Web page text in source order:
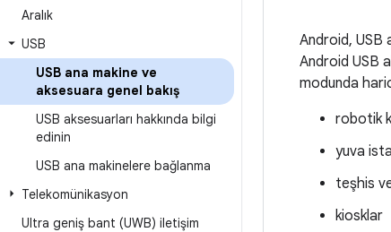
Aralık
USB
USB ana makine ve
aksesuara genel bakış
USB aksesuarları hakkında bilgi
edinin
USB ana makinelere bağlanma
Telekomünikasyon
Ultra geniş bant (UWB) iletişim
Android, USB
Android USB
modunda
robotik
yuva
teşhis
kiosklar